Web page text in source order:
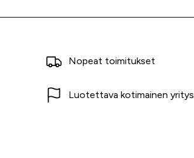
Nopeat toimitukset
Luotettava kotimainen yritys